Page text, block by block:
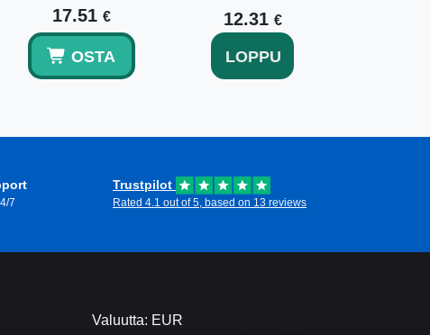
17.51 €
OSTA
12.31 €
LOPPU
7
Trustpilot
Rated 4.1 out of 5, based on 13 reviews
Valuutta: EUR